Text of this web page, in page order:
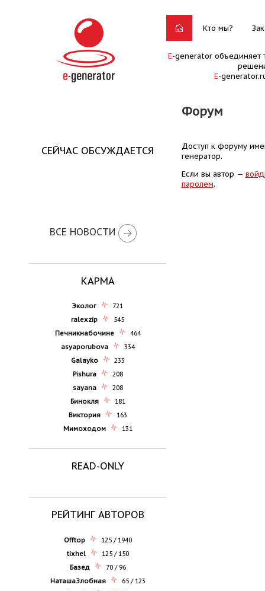
Кто мы?
E-generator объединяет
E-
Форум
СЕЙЧАС ОБСУЖДАЕТСЯ
ВСЕ НОВОСТИ
КАРМА
Эколог
721
ralexzip
545
Печникнабочине
464
asyaporubova
334
Galayko
233
Pishura
208
sayana
208
Бинокля
181
Виктория
163
Мимоходом
131
READ-ONLY
РЕЙТИНГ АВТОРОВ
Offtop
125 / 1940
tixhel
125 / 150
Базед
70 / 96
НаташаЗлобная
65 / 123
Доступ к форуму
генератор.
Если вы автор —
паролем.